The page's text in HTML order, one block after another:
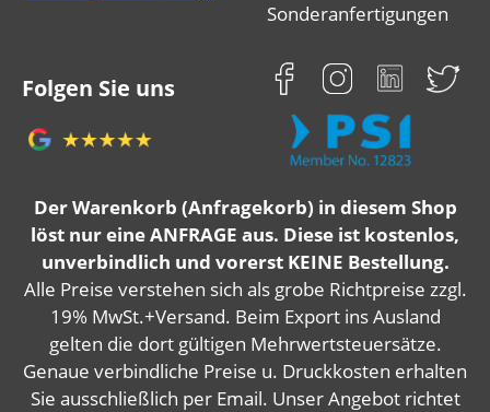
Sonderanfertigungen
Folgen Sie uns
Der Warenkorb (Anfragekorb) in diesem Shop
löst nur eine ANFRAGE aus. Diese ist kostenlos,
unverbindlich und vorerst KEINE Bestellung.
Alle Preise verstehen sich als grobe Richtpreise zzgl.
19% MwSt.+Versand. Beim Export ins Ausland
gelten die dort gültigen Mehrwertsteuersätze.
Genaue verbindliche Preise u. Druckkosten erhalten
Sie ausschließlich per Email. Unser Angebot richtet